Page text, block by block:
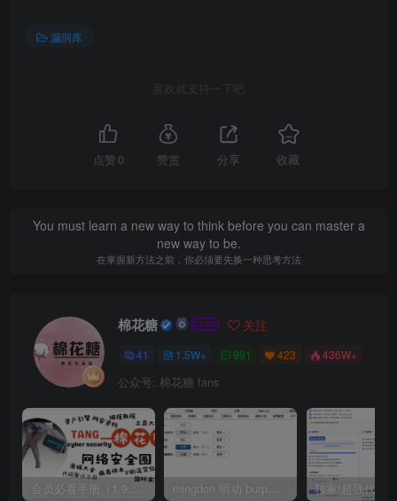
漏洞库
喜欢就支持一下吧
点赞 0 赞赏 分享 收藏
You must learn a new way to think before you can master a
new way to be.
在掌握新方法之前，你必须要先换一种思考方法
棉花糖 关注
41 1.5W+ 991 423 436W+
公众号: 棉花糖 fans
会员必看手册（1.9.0版本 26.4.5更新） mingdon 明动 burp插件0.2.6版本 本地时间校验去除版